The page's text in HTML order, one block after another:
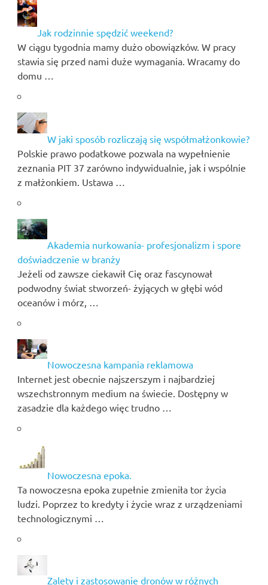
Jak rodzinnie spędzić weekend?
W ciągu tygodnia mamy dużo obowiązków. W pracy
stawia się przed nami duże wymagania. Wracamy do
domu …
W jaki sposób rozliczają się współmałżonkowie?
Polskie prawo podatkowe pozwala na wypełnienie
zeznania PIT 37 zarówno indywidualnie, jak i wspólnie
z małżonkiem. Ustawa …
Akademia nurkowania- profesjonalizm i spore
doświadczenie w branży
Jeżeli od zawsze ciekawił Cię oraz fascynował
podwodny świat stworzeń- żyjących w głębi wód
oceanów i mórz, …
Nowoczesna kampania reklamowa
Internet jest obecnie najszerszym i najbardziej
wszechstronnym medium na świecie. Dostępny w
zasadzie dla każdego więc trudno …
Nowoczesna epoka.
Ta nowoczesna epoka zupełnie zmieniła tor życia
ludzi. Poprzez to kredyty i życie wraz z urządzeniami
technologicznymi …
Zalety i zastosowanie dronów w różnych